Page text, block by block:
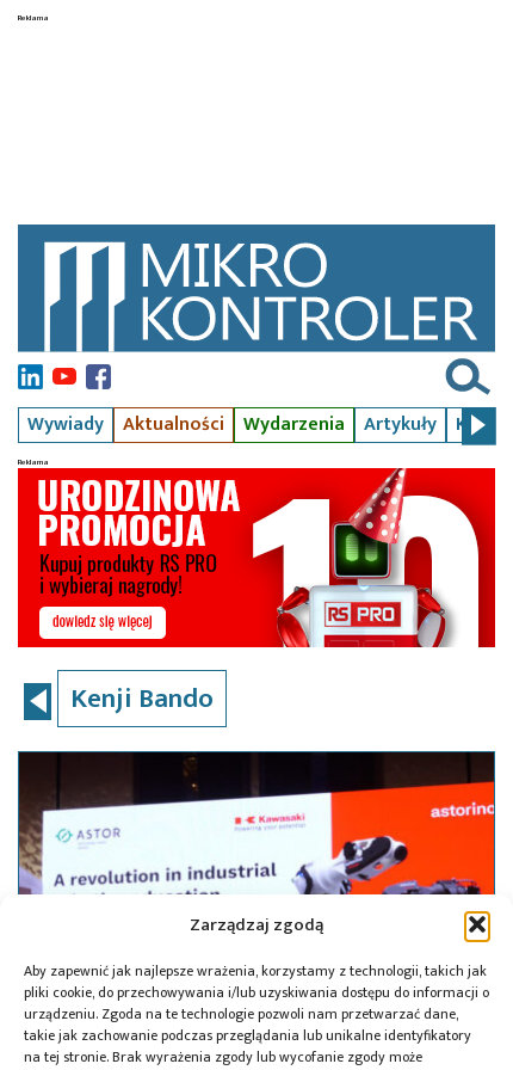
Zarządzaj zgodą
Aby zapewnić jak najlepsze wrażenia, korzystamy z technologii, takich jak
pliki cookie, do przechowywania i/lub uzyskiwania dostępu do informacji o
urządzeniu. Zgoda na te technologie pozwoli nam przetwarzać dane,
takie jak zachowanie podczas przeglądania lub unikalne identyfikatory
na tej stronie. Brak wyrażenia zgody lub wycofanie zgody może
Wywiady Aktualności Wydarzenia Artykuły Kursy
Kenji Bando